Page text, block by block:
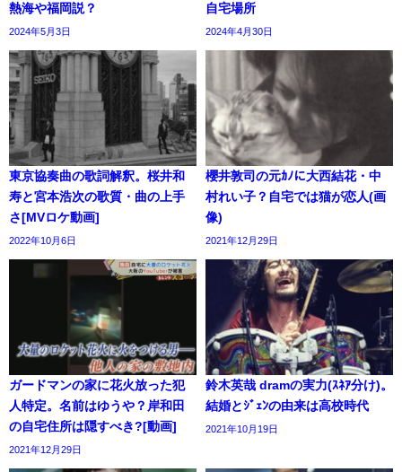
熱海や福岡説？
2024年5月3日
自宅場所
2024年4月30日
東京協奏曲の歌詞解釈。桜井和
寿と宮本浩次の歌質・曲の上手
さ[MVロケ動画]
2022年10月6日
櫻井敦司の元ｶﾉに大西結花・中
村れい子？自宅では猫が恋人(画
像)
2021年12月29日
ガードマンの家に花火放った犯
人特定。名前はゆうや？岸和田
の自宅住所は隠すべき?[動画]
2021年12月29日
鈴木英哉 dramの実力(ｽﾈｱ分け)。
結婚とｼﾞｪﾝの由来は高校時代
2021年10月19日